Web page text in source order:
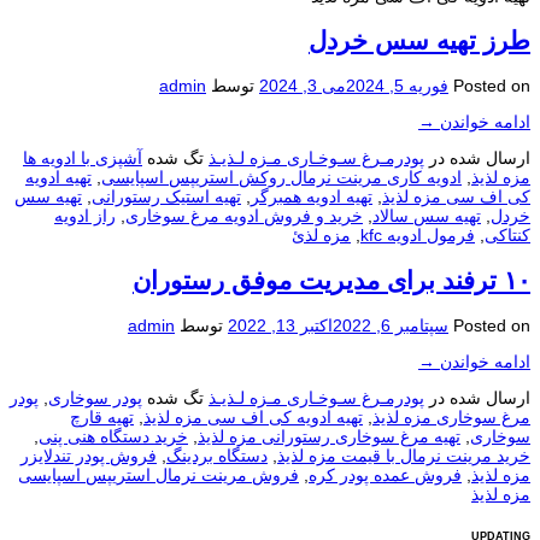
طرز تهیه سس خردل
Posted on فوریه 5, 2024 می 3, 2024 توسط admin
ادامه خواندن →
ارسال شده در پودرمـرغ سـوخـاری مـزه لـذیـذ تگ شده آشپزی با ادویه ها
مزه لذیذ, ادویه کاری مرینت نرمال روکش استریپس اسپایسی, تهیه ادویه
کی اف سی مزه لذیذ, تهیه ادویه همبرگر , تهیه استیک رستورانی, تهیه سس
خردل, تهیه سس سالاد, خرید و فروش ادویه مرغ سوخاری, راز ادویه
کنتاکی, فرمول ادویه kfc , مزه لذئ
۱۰ ترفند برای مدیریت موفق رستوران
Posted on سپتامبر 6, 2022 اکتبر 13, 2022 توسط admin
ادامه خواندن →
ارسال شده در پودرمـرغ سـوخـاری مـزه لـذیـذ تگ شده پودر سوخاری
پودر
مرغ سوخاری مزه لذیذ
تهیه ادویه کی اف سی مزه لذیذ
تهیه قارچ
سوخاری تهیه مرغ سوخاری رستورانی مزه لذیذ خرید دستگاه هنی پنی
خرید مرینت نرمال با قیمت مزه لذیذ
دستگاه بردینگ
فروش پودر تندلایزر
مزه لذیذ
فروش عمده پودر کره
فروش مرینت نرمال استریپس اسپایسی
مزه لذیذ
UPDATING